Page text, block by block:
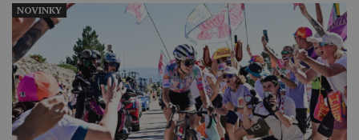
NOVINKY